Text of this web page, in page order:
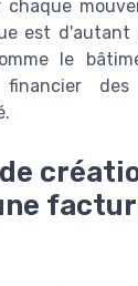
est d'autant
le
des